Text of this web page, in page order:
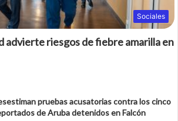
Sociales
advierte riesgos de fiebre amarilla en
pruebas acusatorias contra los cinco
de Aruba detenidos en Falcón